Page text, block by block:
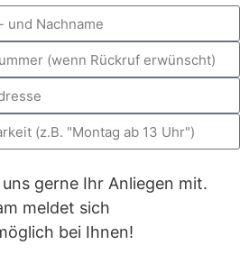
uns gerne Ihr Anliegen mit.
meldet sich
bei Ihnen!